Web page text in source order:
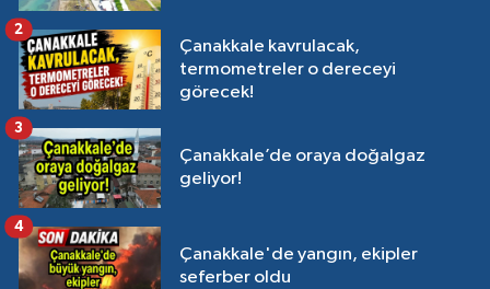
Çanakkale kavrulacak,
termometreler o dereceyi
görecek!
2
Çanakkale’de oraya doğalgaz
geliyor!
3
Çanakkale'de yangın, ekipler
seferber oldu
4